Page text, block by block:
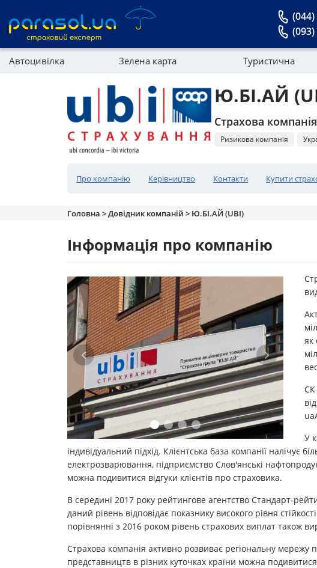
Автоцивілка Зелена карта Туристична
Реферальна програма
Довідник компаній
Партнерська програма
Ю.БІ.АЙ
Страхова компанія
Ризикова компанія
Про компанію Керівництво Контакти Купити
Головна >Довідник компаній > Ю.БІ.АЙ (UBI)
Інформація про компанію
як
СК
У
індивідуальний підхід. Клієнтська база компанії налічує
електрозварювання, підприємство Слов'янські
можна подивитися відгуки клієнтів про страховика.
В середині 2017 року рейтингове агентство Стандарт-
даний рівень відповідає показнику високого рівня
порівнянні з 2016 роком рівень страхових виплат також
Страхова компанія активно розвиває регіональну мережу
представництв в різних куточках країни можна